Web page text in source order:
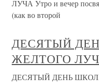
ЛУЧА Утро и вечер
(как во второй
ДЕСЯТЫЙ
ЖЕЛТОГО
ДЕСЯТЫЙ ДЕНЬ